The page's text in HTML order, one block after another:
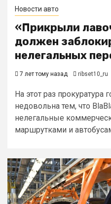
Новости авто
«Прикрыли
должен
нелегальных
7 лет тому назад ribset10_ru
На этот раз прокуратура
недовольна тем, что
нелегальные
маршрутками и